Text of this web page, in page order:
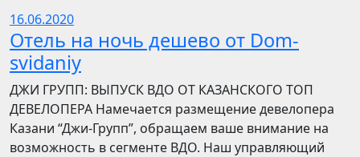
16.06.2020
Отель на ночь дешево от Dom-
svidaniy
​​ДЖИ ГРУПП: ВЫПУСК ВДО ОТ КАЗАНСКОГО ТОП
ДЕВЕЛОПЕРА Намечается размещение девелопера
Казани “Джи-Групп”, обращаем ваше внимание на
возможность в сегменте ВДО. Наш управляющий